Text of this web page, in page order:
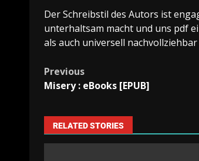
Der Schreibstil des Autors ist
unterhaltsam macht und uns pdf
als auch universell nachvollziehbar
Previous
Misery : eBooks [EPUB]
RELATED STORIES